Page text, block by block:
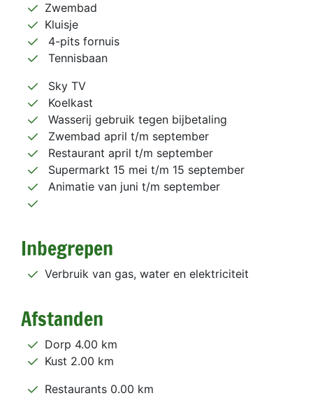
Zwembad
Kluisje
4-pits fornuis
Tennisbaan
Sky TV
Koelkast
Wasserij gebruik tegen bijbetaling
Zwembad april t/m september
Restaurant april t/m september
Supermarkt 15 mei t/m 15 september
Animatie van juni t/m september
Inbegrepen
Verbruik van gas, water en elektriciteit
Afstanden
Dorp 4.00 km
Kust 2.00 km
Restaurants 0.00 km